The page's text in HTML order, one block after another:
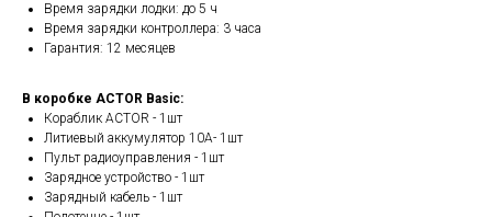
Время зарядки лодки: до 5 ч
Время зарядки контроллера: 3 часа
Гарантия: 12 месяцев
В коробке ACTOR Basic:
Кораблик ACTOR - 1шт
Литиевый аккумулятор 10A- 1шт
Пульт радиоуправления - 1шт
Зарядное устройство - 1шт
Зарядный кабель - 1шт